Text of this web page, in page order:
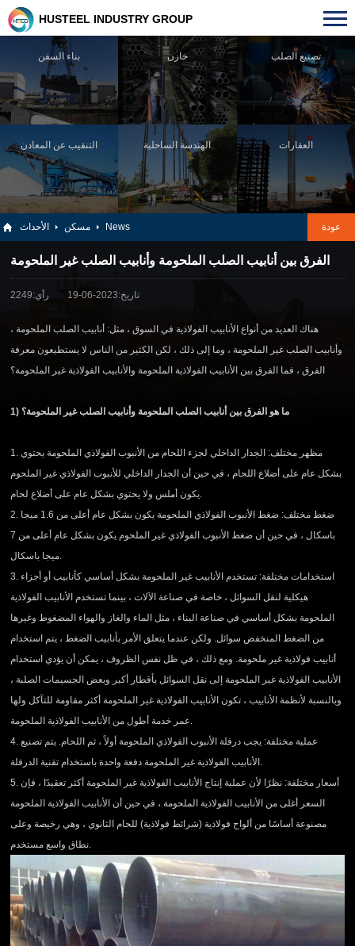
بناء السفن خازن تصنيع الصلب
التنقيب عن المعادن الهندسة الساحلية العقارات
HUSTEEL INDUSTRY GROUP
عودة مسكن الأحداث News
الفرق بين أنابيب الصلب الملحومة وأنابيب الصلب غير الملحومة
تاريخ:2023-06-19 رأي:2249
هناك العديد من أنواع الأنابيب الفولاذية في السوق ، مثل: أنابيب الصلب الملحومة ،
وأنابيب الصلب غير الملحومة ، وما إلى ذلك ، لكن الكثير من الناس لا يستطيعون معرفة
الفرق ، فما الفرق بين الأنابيب الفولاذية الملحومة والأنابيب الفولاذية غير الملحومة؟
1) ما هو الفرق بين أنابيب الصلب الملحومة وأنابيب الصلب غير الملحومة؟
1. مظهر مختلف: الجدار الداخلي لجزء اللحام من الأنبوب الفولاذي الملحومة يحتوي
بشكل عام على أضلاع اللحام ، في حين أن الجدار الداخلي للأنبوب الفولاذي غير الملحوم
يكون أملس ولا يحتوي بشكل عام على أضلاع لحام.
2. ضغط مختلف: ضغط الأنبوب الفولاذي الملحومة يكون بشكل عام أعلى من 1.6 ميجا
باسكال ، في حين أن ضغط الأنبوب الفولاذي غير الملحوم يكون بشكل عام أعلى من 7
ميجا باسكال.
3. استخدامات مختلفة: تستخدم الأنابيب غير الملحومة بشكل أساسي كأنابيب أو أجزاء
هيكلية لنقل السوائل ، خاصة في صناعة الآلات ، بينما تستخدم الأنابيب الفولاذية
الملحومة بشكل أساسي في صناعة البناء ، مثل الماء والغاز والهواء المضغوط وغيرها
من الضغط المنخفض سوائل. ولكن عندما يتعلق الأمر بأنابيب الضغط ، يتم استخدام
أنابيب فولاذية غير ملحومة. ومع ذلك ، في ظل نفس الظروف ، يمكن أن يؤدي استخدام
الأنابيب الفولاذية غير الملحومة إلى نقل السوائل بأقطار أكبر وبعض الجسيمات الصلبة ،
وبالنسبة لأنظمة الأنابيب ، تكون الأنابيب الفولاذية غير الملحومة أكثر مقاومة للتآكل ولها
عمر خدمة أطول من الأنابيب الفولاذية الملحومة.
4. عملية مختلفة: يجب درفلة الأنبوب الفولاذي الملحومة أولاً ، ثم اللحام. يتم تصنيع
الأنابيب الفولاذية غير الملحومة دفعة واحدة باستخدام تقنية الدرفلة.
5. أسعار مختلفة: نظرًا لأن عملية إنتاج الأنابيب الفولاذية غير الملحومة أكثر تعقيدًا ، فإن
السعر أغلى من الأنابيب الفولاذية الملحومة ، في حين أن الأنابيب الفولاذية الملحومة
مصنوعة أساسًا من ألواح فولاذية (شرائط فولاذية) للحام الثانوي ، وهي رخيصة وعلى
نطاق واسع مستخدم.